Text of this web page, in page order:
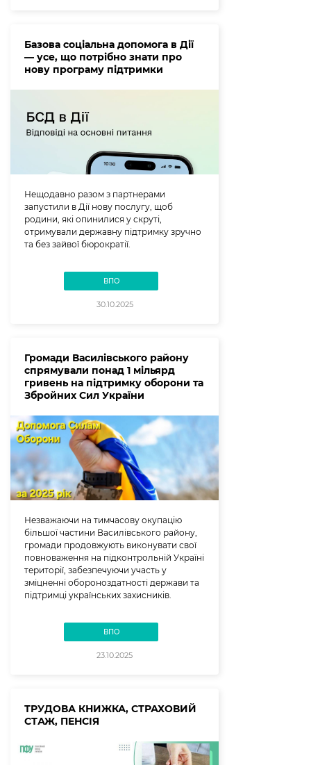
Базова соціальна допомога в Дії
— усе, що потрібно знати про
нову програму підтримки
Нещодавно разом з партнерами
запустили в Дії нову послугу, щоб
родини, які опинилися у скруті,
отримували державну підтримку зручно
та без зайвої бюрократії.
ВПО
30.10.2025
Громади Василівського району
спрямували понад 1 мільярд
гривень на підтримку оборони та
Збройних Сил України
Незважаючи на тимчасову окупацію
більшої частини Василівського району,
громади продовжують виконувати свої
повноваження на підконтрольній Україні
території, забезпечуючи участь у
зміцненні обороноздатності держави та
підтримці українських захисників.
ВПО
23.10.2025
ТРУДОВА КНИЖКА, СТРАХОВИЙ
СТАЖ, ПЕНСІЯ